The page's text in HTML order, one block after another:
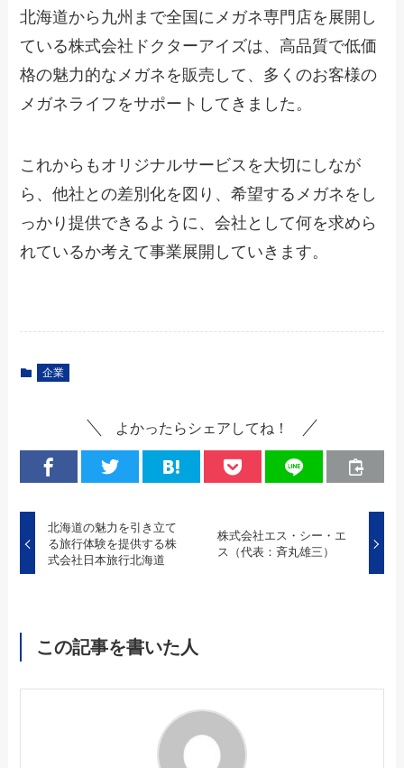
北海道から九州まで全国にメガネ専門店を展開し
ている株式会社ドクターアイズは、高品質で低価
格の魅力的なメガネを販売して、多くのお客様の
メガネライフをサポートしてきました。
これからもオリジナルサービスを大切にしなが
ら、他社との差別化を図り、希望するメガネをし
っかり提供できるように、会社として何を求めら
れているか考えて事業展開していきます。
企業
よかったらシェアしてね！
北海道の魅力を引き立て
る旅行体験を提供する株
式会社日本旅行北海道
株式会社エス・シー・エ
ス（代表：斉丸雄三）
この記事を書いた人